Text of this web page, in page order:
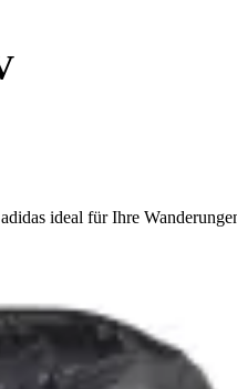
ideal für Ihre